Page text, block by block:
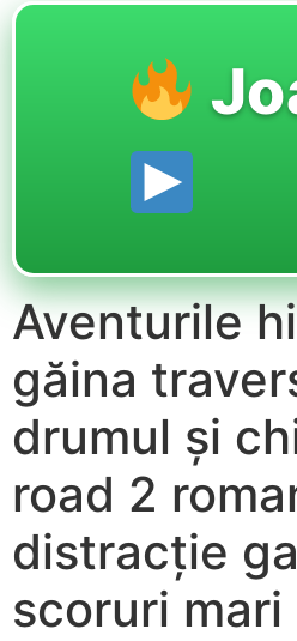
Aventurile
găina
drumul și
road 2
distracție
scoruri mari